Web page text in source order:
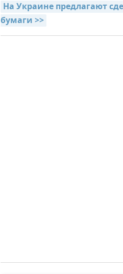
На Украине предлагают
бумаги >>